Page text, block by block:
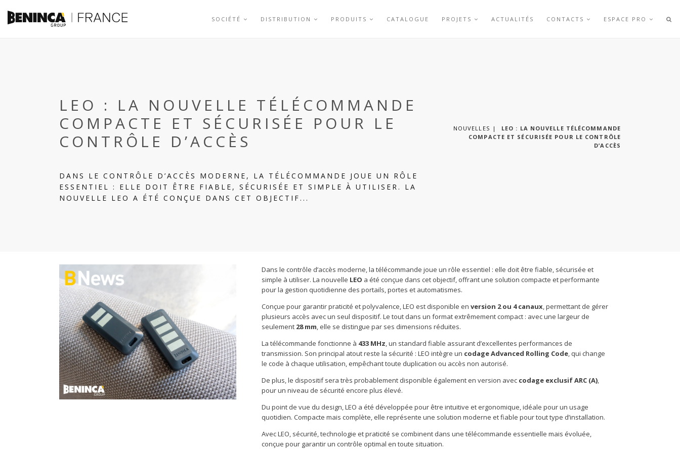
ESPACE PRO
SOCIÉTÉ DISTRIBUTION PRODUITS CATALOGUE PROJETS ACTUALITÉS CONTACTS
LEO : LA NOUVELLE TÉLÉCOMMANDE
COMPACTE ET SÉCURISÉE POUR LE
CONTRÔLE D’ACCÈS
DANS LE CONTRÔLE D’ACCÈS MODERNE, LA TÉLÉCOMMANDE JOUE UN RÔLE
ESSENTIEL : ELLE DOIT ÊTRE FIABLE, SÉCURISÉE ET SIMPLE À UTILISER. LA
NOUVELLE LEO A ÉTÉ CONÇUE DANS CET OBJECTIF...
NOUVELLES
LEO : LA NOUVELLE TÉLÉCOMMANDE
COMPACTE ET SÉCURISÉE POUR LE CONTRÔLE
D’ACCÈS
Dans le contrôle d’accès moderne, la télécommande joue un rôle essentiel : elle doit être fiable, sécurisée et
simple à utiliser. La nouvelle LEO a été conçue dans cet objectif, offrant une solution compacte et performante
pour la gestion quotidienne des portails, portes et automatismes.
Conçue pour garantir praticité et polyvalence, LEO est disponible en version 2 ou 4 canaux, permettant de gérer
plusieurs accès avec un seul dispositif. Le tout dans un format extrêmement compact : avec une largeur de
seulement 28 mm, elle se distingue par ses dimensions réduites.
La télécommande fonctionne à 433 MHz, un standard fiable assurant d’excellentes performances de
transmission. Son principal atout reste la sécurité : LEO intègre un codage Advanced Rolling Code, qui change
le code à chaque utilisation, empêchant toute duplication ou accès non autorisé.
De plus, le dispositif sera très probablement disponible également en version avec codage exclusif ARC (A),
pour un niveau de sécurité encore plus élevé.
Du point de vue du design, LEO a été développée pour être intuitive et ergonomique, idéale pour un usage
quotidien. Compacte mais complète, elle représente une solution moderne et fiable pour tout type d’installation.
Avec LEO, sécurité, technologie et praticité se combinent dans une télécommande essentielle mais évoluée,
conçue pour garantir un contrôle optimal en toute situation.